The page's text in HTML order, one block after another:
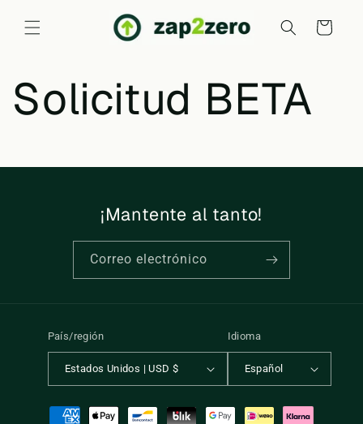
directamente
al contenido
Carrito
Solicitud BETA
¡Mantente al tanto!
Correo electrónico
País/región
Estados Unidos | USD $
Idioma
Español
Formas